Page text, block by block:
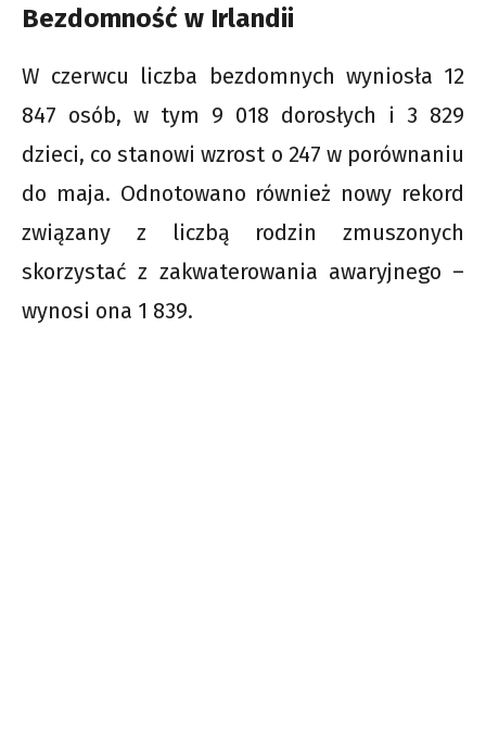
Bezdomność w Irlandii
W czerwcu liczba bezdomnych wyniosła 12
847 osób, w tym 9 018 dorosłych i 3 829
dzieci, co stanowi wzrost o 247 w porównaniu
do maja. Odnotowano również nowy rekord
związany z liczbą rodzin zmuszonych
skorzystać z zakwaterowania awaryjnego –
wynosi ona 1 839.